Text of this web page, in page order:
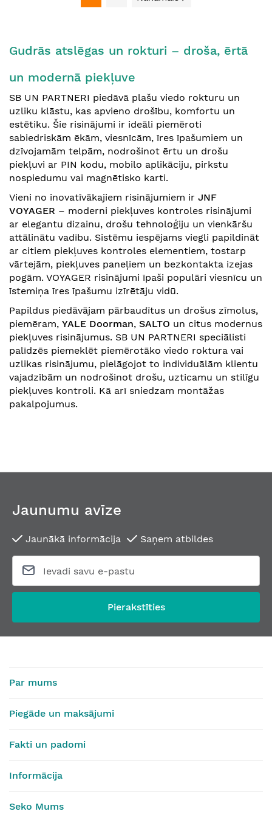
Gudrās atslēgas un rokturi – droša, ērtā
un modernā piekļuve
SB UN PARTNERI piedāvā plašu viedo rokturu un
uzliku klāstu, kas apvieno drošību, komfortu un
estētiku. Šie risinājumi ir ideāli piemēroti
sabiedriskām ēkām, viesnīcām, īres īpašumiem un
dzīvojamām telpām, nodrošinot ērtu un drošu
piekļuvi ar PIN kodu, mobilo aplikāciju, pirkstu
nospiedumu vai magnētisko karti.
Vieni no inovatīvākajiem risinājumiem ir JNF
VOYAGER – moderni piekļuves kontroles risinājumi
ar elegantu dizainu, drošu tehnoloģiju un vienkāršu
attālinātu vadību. Sistēmu iespējams viegli papildināt
ar citiem piekļuves kontroles elementiem, tostarp
vārtejām, piekļuves paneļiem un bezkontakta izejas
pogām. VOYAGER risinājumi īpaši populāri viesnīcu un
īstemiņa īres īpašumu izīrētāju vidū.
Papildus piedāvājam pārbaudītus un drošus zīmolus,
piemēram, YALE Doorman, SALTO un citus modernus
piekļuves risinājumus. SB UN PARTNERI speciālisti
palīdzēs piemeklēt piemērotāko viedo roktura vai
uzlikas risinājumu, pielāgojot to individuālām klientu
vajadzībām un nodrošinot drošu, uzticamu un stilīgu
piekļuves kontroli. Kā arī sniedzam montāžas
pakalpojumus.
Jaunumu avīze
Jaunākā informācija Saņem atbildes
Pierakstīties
Par mums
Piegāde un maksājumi
Fakti un padomi
Informācija
Seko Mums